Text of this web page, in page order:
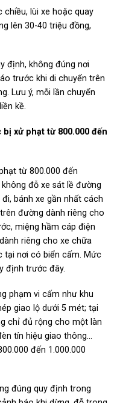
chiều, lùi xe hoặc quay
lên 30-40 triệu đồng,
định, không đúng nơi
trước khi di chuyển trên
Lưu ý, mỗi lần chuyển
kề.
xử phạt từ 800.000 đến
từ 800.000 đến
đỗ xe sát lề đường
bánh xe gần nhất cách
đường dành riêng cho
miệng hầm cáp điện
riêng cho xe chữa
tại nơi có biển cấm. Mức
định trước đây.
phạm vi cấm như khu
giao lộ dưới 5 mét; tại
chỉ đủ rộng cho một làn
tín hiệu giao thông…
đến 1.000.000
đúng quy định trong